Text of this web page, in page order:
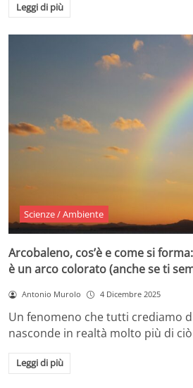
Leggi di più
Scienze / Ambiente
Arcobaleno, cos’è e come si
è un arco colorato (anche se ti
Antonio Murolo 4 Dicembre 2025
Un fenomeno che tutti crediamo
nasconde in realtà molto più di
Leggi di più